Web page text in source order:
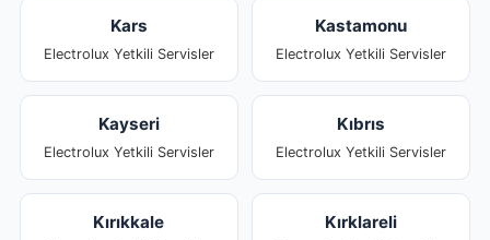
Kars
Electrolux Yetkili Servisler
Kastamonu
Electrolux Yetkili Servisler
Kayseri
Electrolux Yetkili Servisler
Kıbrıs
Electrolux Yetkili Servisler
Kırıkkale Kırklareli